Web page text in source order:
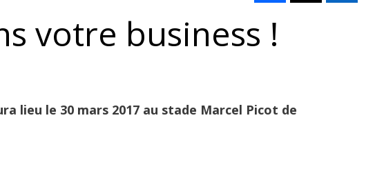
votre business !
lieu le 30 mars 2017 au stade Marcel Picot de